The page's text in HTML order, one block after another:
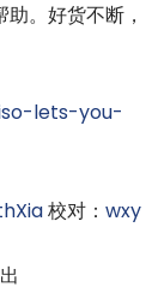
。好货不断，
lets-you-
校对： wxy